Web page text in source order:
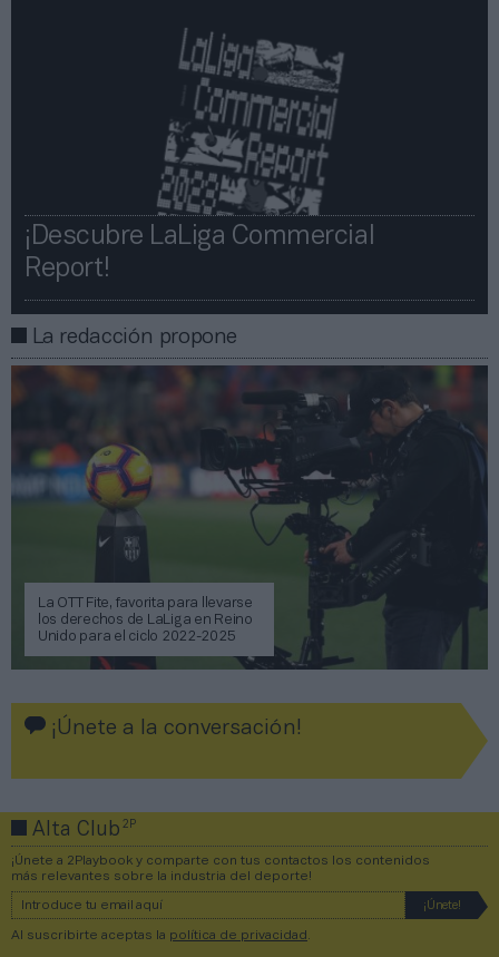
¡Descubre LaLiga Commercial
Report!​​
La redacción propone
La OTT Fite, favorita para llevarse
los derechos de LaLiga en Reino
Unido para el ciclo 2022-2025
¡Únete a la conversación!
Alta Club2P
¡Únete a 2Playbook y comparte con tus contactos los contenidos
más relevantes sobre la industria del deporte!
Al suscribirte aceptas la política de privacidad